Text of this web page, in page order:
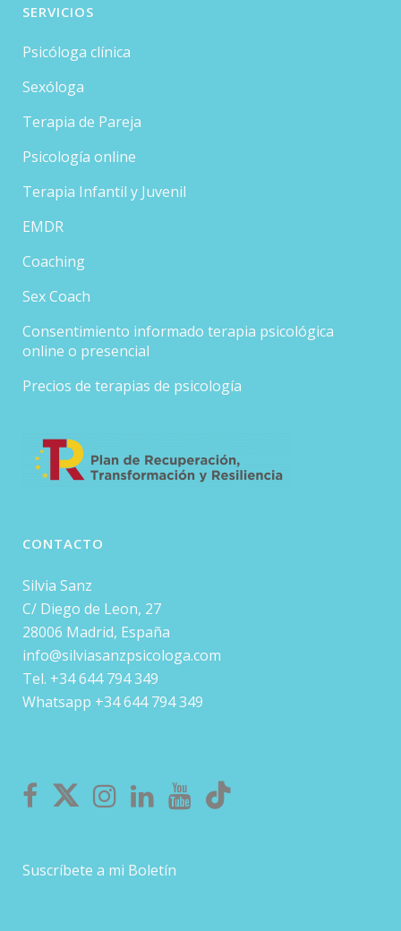
SERVICIOS
Psicóloga clínica
Sexóloga
Terapia de Pareja
Psicología online
Terapia Infantil y Juvenil
EMDR
Coaching
Sex Coach
Consentimiento informado terapia psicológica
online o presencial
Precios de terapias de psicología
CONTACTO
Silvia Sanz
C/ Diego de Leon, 27
28006 Madrid, España
info@silviasanzpsicologa.com
Tel. +34 644 794 349
Whatsapp +34 644 794 349
Suscríbete a mi Boletín